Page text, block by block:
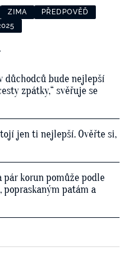
ZIMA
PŘEDPOVĚĎ
důchodců bude nejlepší
zpátky,“ svěřuje se
jen ti nejlepší. Ověřte si,
korun pomůže podle
patám a